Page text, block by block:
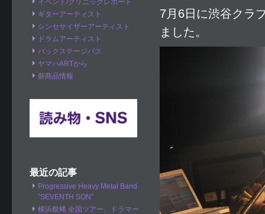
イベント/クリニックレポート
ギターアーティスト
シンセサイザーアーティスト
ドラムアーティスト
バックステージパス
ヤマハARTから
新商品情報
最近の記事
Progressive Heavy Metal Band
”SEVENTH SON”
横浜銀蝿 全国ツアー。ドラマー
7月6日に渋谷クラ
ました。